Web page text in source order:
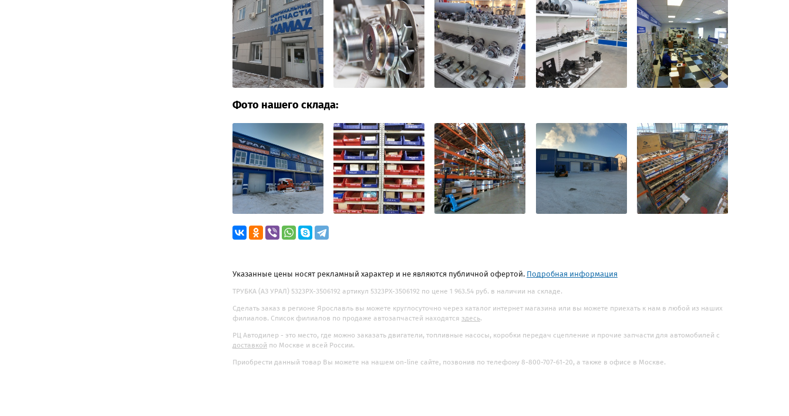
Фото нашего склада:
Указанные цены носят рекламный характер и не являются публичной офертой. Подробная информация
ТРУБКА (АЗ УРАЛ) 5323РХ-3506192 артикул 5323РХ-3506192 по цене 1 963.54 руб. в наличии на складе.
Сделать заказ в регионе Ярославль вы можете круглосуточно через каталог интернет магазина или вы можете приехать к нам в любой из наших
филиалов. Список филиалов по продаже автозапчастей находятся здесь.
РЦ Автодилер - это место, где можно заказать двигатели, топливные насосы, коробки передач сцепление и прочие запчасти для автомобилей с
доставкой по Москве и всей России.
Приобрести данный товар Вы можете на нашем on-line сайте, позвонив по телефону 8-800-707-61-20, а также в офисе в Москве.